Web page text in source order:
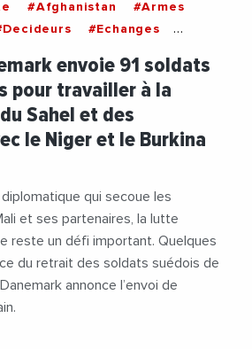
#Afghanistan
#Armes
#Echanges
#Terrorisme
envoie 91 soldats
pour travailler à la
Sahel et des
le Niger et le Burkina
qui secoue les
et ses partenaires, la lutte
reste un défi important. Quelques
du retrait des soldats suédois de
annonce l’envoi de